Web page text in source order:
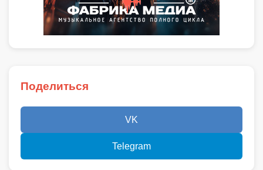
Поделиться
VK
Telegram